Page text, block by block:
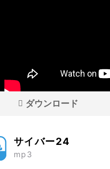
ダウンロード
サイバー24
mp3